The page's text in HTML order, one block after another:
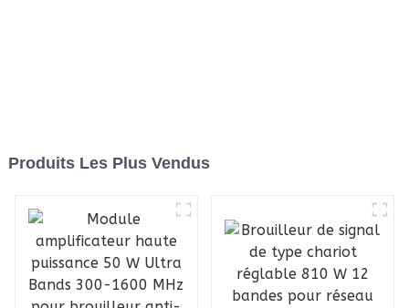
Produits Les Plus Vendus